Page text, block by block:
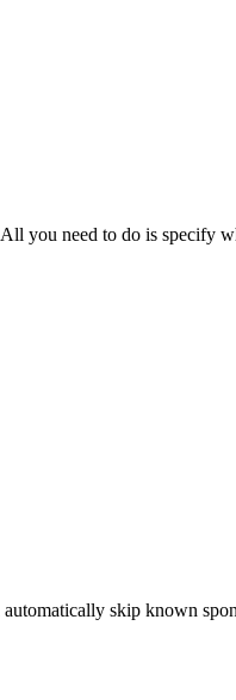
you need to do is specify
skip known